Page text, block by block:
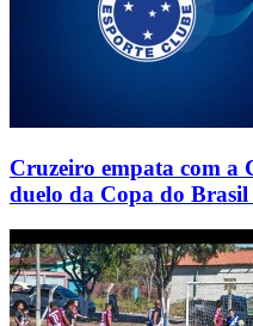
Cruzeiro empata com a
duelo da Copa do